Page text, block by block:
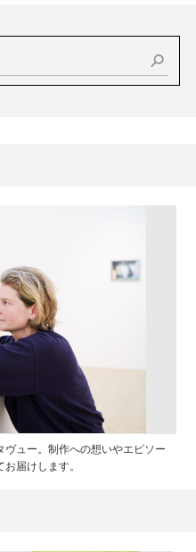
ュー。制作への想いやエピソー
届けします。